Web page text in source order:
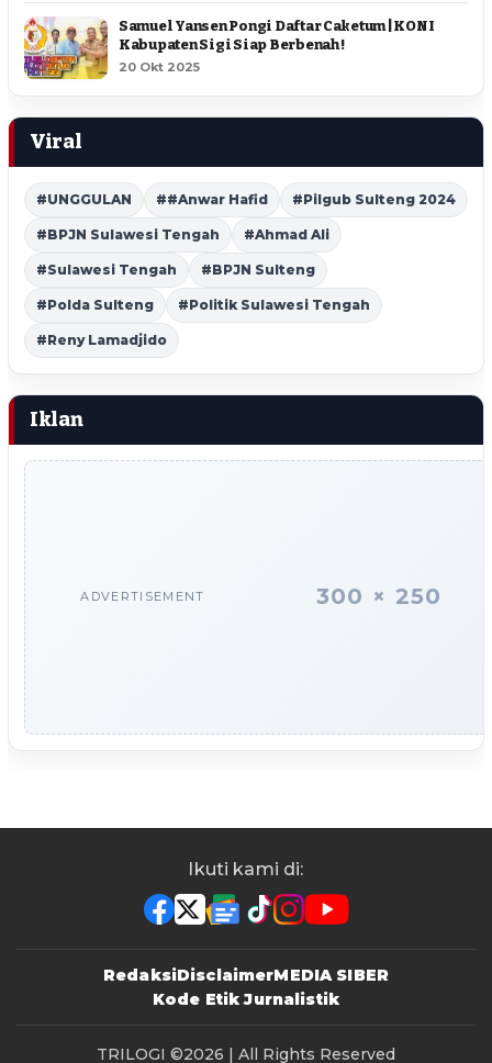
Samuel Yansen Pongi Daftar Caketum | KONI
Kabupaten Sigi Siap Berbenah !
20 Okt 2025
Viral
#UNGGULAN ##Anwar Hafid #Pilgub Sulteng 2024
#BPJN Sulawesi Tengah #Ahmad Ali
#Sulawesi Tengah #BPJN Sulteng
#Polda Sulteng #Politik Sulawesi Tengah
#Reny Lamadjido
Iklan
ADVERTISEMENT 300 × 250
Ikuti kami di:
RedaksiDisclaimerMEDIA SIBER
Kode Etik Jurnalistik
TRILOGI ©2026 | All Rights Reserved